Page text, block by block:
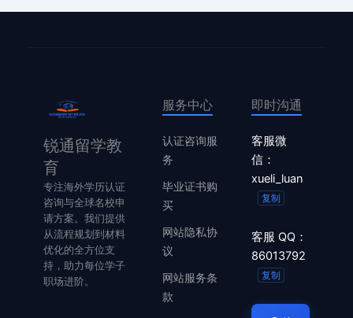
锐通留学教
育
专注海外学历认证
咨询与全球名校申
请方案。我们提供
从流程规划到材料
优化的全方位支
持，助力每位学子
职场进阶。
服务中心
认证咨询服
务
毕业证书购
买
网站隐私协
议
网站服务条
款
即时沟通
客服微
信：
xueli_luan
复制
客服 QQ：
86013792
复制